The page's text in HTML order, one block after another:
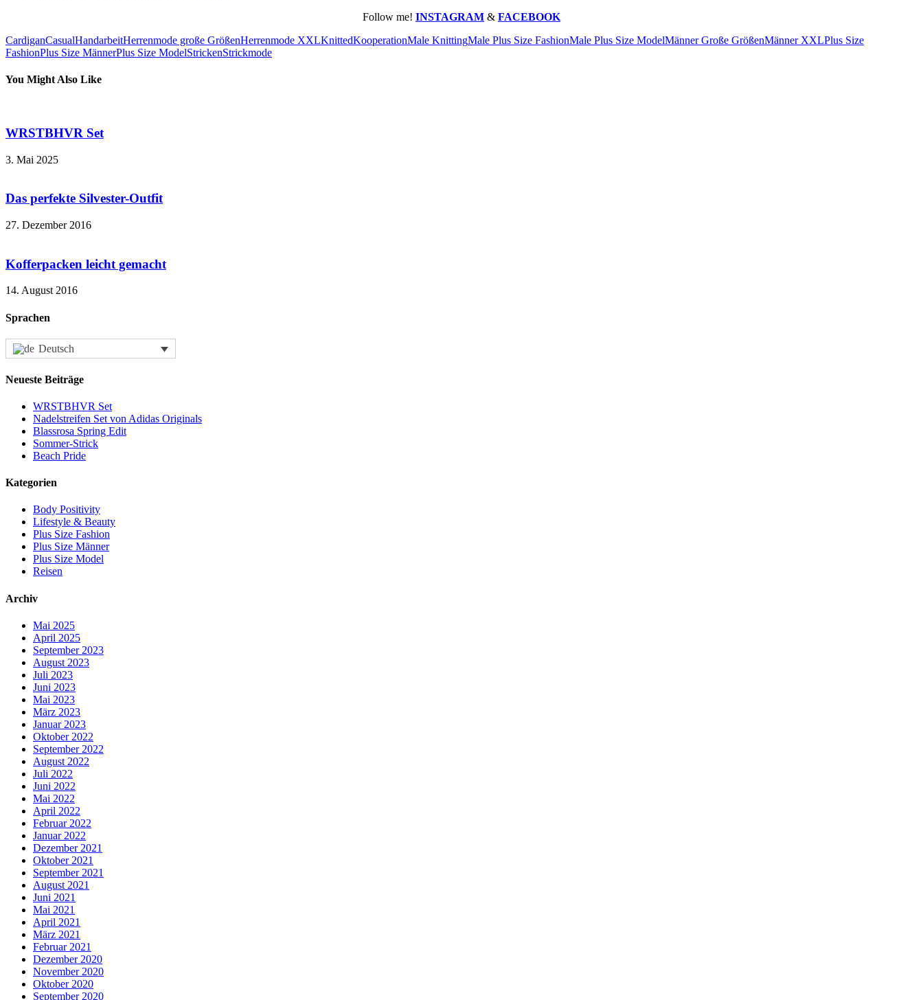
Follow me! INSTAGRAM & FACEBOOK
CardiganCasualHandarbeitHerrenmode große GrößenHerrenmode XXLKnittedKooperationMale KnittingMale Plus Size FashionMale Plus Size ModelMänner Große GrößenMänner XXLPlus Size
FashionPlus Size MännerPlus Size ModelStrickenStrickmode
You Might Also Like
WRSTBHVR Set
3. Mai 2025
Das perfekte Silvester-Outfit
27. Dezember 2016
Kofferpacken leicht gemacht
14. August 2016
Sprachen
Deutsch
Neueste Beiträge
WRSTBHVR Set
Nadelstreifen Set von Adidas Originals
Blassrosa Spring Edit
Sommer-Strick
Beach Pride
Kategorien
Body Positivity
Lifestyle & Beauty
Plus Size Fashion
Plus Size Männer
Plus Size Model
Reisen
Archiv
Mai 2025
April 2025
September 2023
August 2023
Juli 2023
Juni 2023
Mai 2023
März 2023
Januar 2023
Oktober 2022
September 2022
August 2022
Juli 2022
Juni 2022
Mai 2022
April 2022
Februar 2022
Januar 2022
Dezember 2021
Oktober 2021
September 2021
August 2021
Juni 2021
Mai 2021
April 2021
März 2021
Februar 2021
Dezember 2020
November 2020
Oktober 2020
September 2020